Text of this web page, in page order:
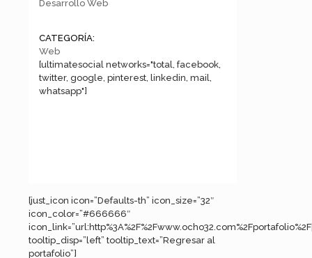
Desarrollo Web
CATEGORÍA:
Web
[ultimatesocial networks="total, facebook,
twitter, google, pinterest, linkedin, mail,
whatsapp"]
[just_icon icon=”Defaults-th” icon_size=”32″
icon_color=”#666666″
tooltip_disp=”left” tooltip_text=”Regresar al
portafolio”]